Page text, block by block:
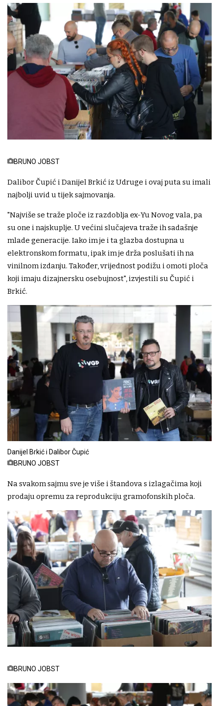
BRUNO JOBST
Dalibor Čupić i Danijel Brkić iz Udruge i ovaj puta su imali
najbolji uvid u tijek sajmovanja.
"Najviše se traže ploče iz razdoblja ex-Yu Novog vala, pa
su one i najskuplje. U većini slučajeva traže ih sadašnje
mlade generacije. Iako im je i ta glazba dostupna u
elektronskom formatu, ipak im je drža poslušati ih na
vinilnom izdanju. Također, vrijednost podižu i omoti ploča
koji imaju dizajnersku osebujnost", izvjestili su Čupić i
Brkić.
Danijel Brkić i Dalibor Čupić
BRUNO JOBST
Na svakom sajmu sve je više i štandova s izlagačima koji
prodaju opremu za reprodukciju gramofonskih ploča.
BRUNO JOBST